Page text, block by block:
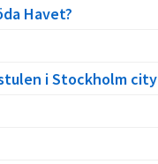
Havet?
i Stockholm city